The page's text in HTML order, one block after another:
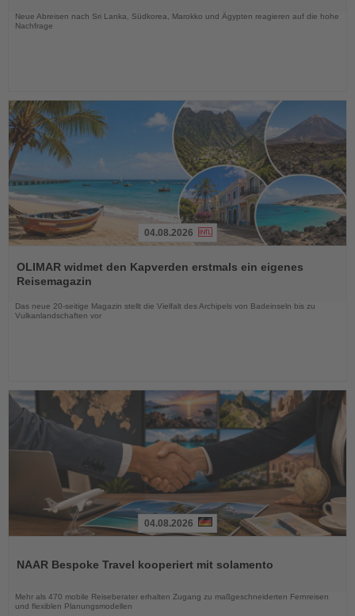
Neue Abreisen nach Sri Lanka, Südkorea, Marokko und Ägypten reagieren auf die hohe
Nachfrage
Sie
die
Nachrichten
04.08.2026
OLIMAR widmet den Kapverden erstmals ein eigenes
Reisemagazin
Das neue 20-seitige Magazin stellt die Vielfalt des Archipels von Badeinseln bis zu
Vulkanlandschaften vor
die
04.08.2026
NAAR Bespoke Travel kooperiert mit solamento
Mehr als 470 mobile Reiseberater erhalten Zugang zu maßgeschneiderten Fernreisen
und flexiblen Planungsmodellen